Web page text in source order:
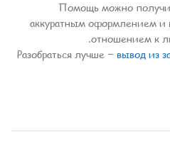
Помощь можно
аккуратным оформлением
отношением к
Разобраться лучше – вывод из